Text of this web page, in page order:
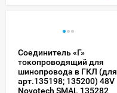
Соединитель «Г»
токопроводящий для
шинопровода в ГКЛ (для
арт.135198; 135200) 48V
Novotech SMAL 135282